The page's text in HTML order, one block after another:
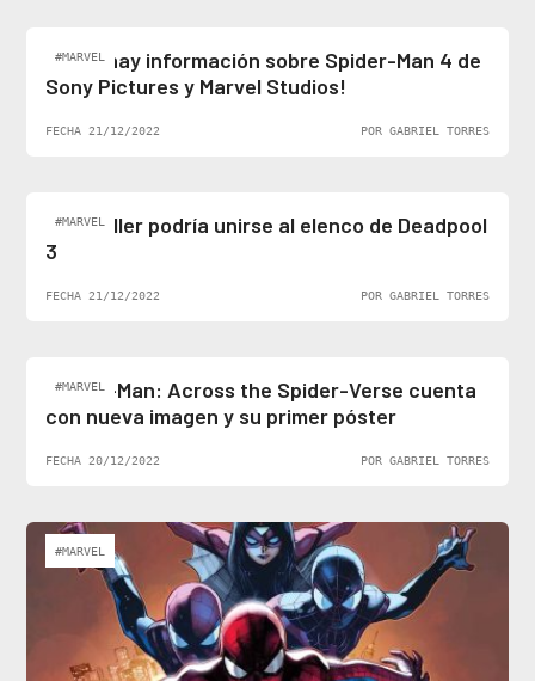
#MARVEL
¡Al fin hay información sobre Spider-Man 4 de
Sony Pictures y Marvel Studios!
FECHA 21/12/2022 POR GABRIEL TORRES
#MARVEL
Ben Stiller podría unirse al elenco de Deadpool
3
FECHA 21/12/2022 POR GABRIEL TORRES
#MARVEL
Spider-Man: Across the Spider-Verse cuenta
con nueva imagen y su primer póster
FECHA 20/12/2022 POR GABRIEL TORRES
#MARVEL